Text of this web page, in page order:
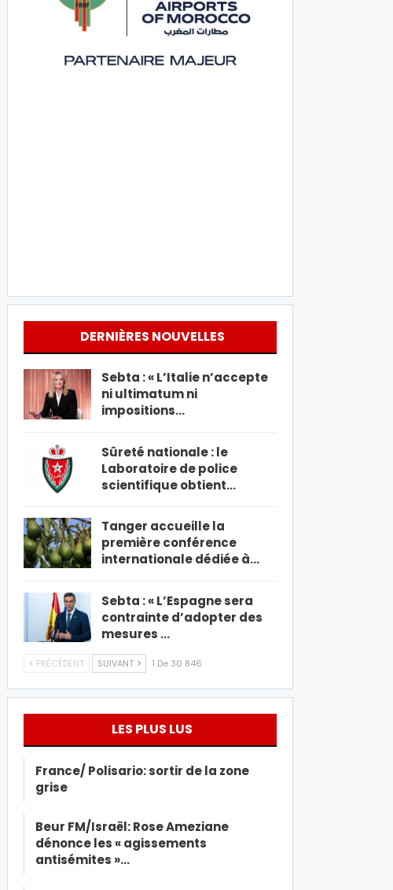
DERNIÈRES NOUVELLES
Sebta : « L’Italie n’accepte
ni ultimatum ni
impositions…
Sûreté nationale : le
Laboratoire de police
scientifique obtient…
Tanger accueille la
première conférence
internationale dédiée à…
Sebta : « L’Espagne sera
contrainte d’adopter des
mesures …
PRÉCÉDENT SUIVANT 1 De 30 846
LES PLUS LUS
France/ Polisario: sortir de la zone
grise
Beur FM/Israël: Rose Ameziane
dénonce les « agissements
antisémites »…